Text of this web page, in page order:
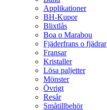
Applikationer
BH-Kupor
Blixtlås
Boa o Marabou
Fjäderfrans o fjädrar
Fransar
Kristaller
Lösa paljetter
Mönster
Övrigt
Resår
Småtillbehör